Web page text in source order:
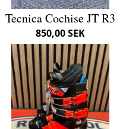
Tecnica Cochise JT R3
850,00 SEK